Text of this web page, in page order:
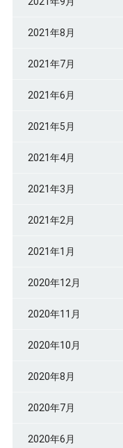
2021年8月
2021年7月
2021年6月
2021年5月
2021年4月
2021年3月
2021年2月
2021年1月
2020年12月
2020年11月
2020年10月
2020年8月
2020年7月
2020年6月